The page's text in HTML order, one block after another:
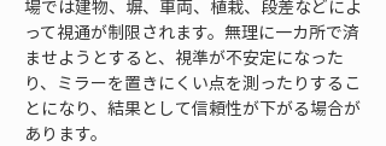
場では建物、塀、車両、植栽、段差などによ
って視通が制限されます。無理に一カ所で済
ませようとすると、視準が不安定になった
り、ミラーを置きにくい点を測ったりするこ
とになり、結果として信頼性が下がる場合が
あります。